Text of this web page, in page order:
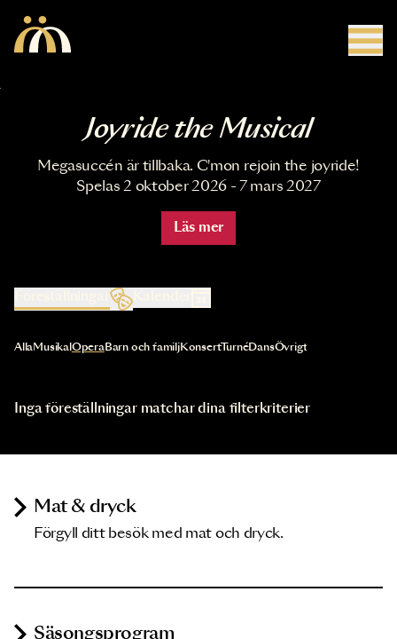
Joyride the Musical
Megasuccén är tillbaka. C'mon rejoin the joyride!
Spelas 2 oktober 2026 - 7 mars 2027
Läs mer
Kalender
Val av kategori uppdaterar innehållet automatiskt
AllaMusikal OperaBarn och familjKonsertTurnéDansÖvrigt
Inga föreställningar matchar dina filterkriterier
Mat & dryck
Förgyll ditt besök med mat och dryck.
Säsongsprogram